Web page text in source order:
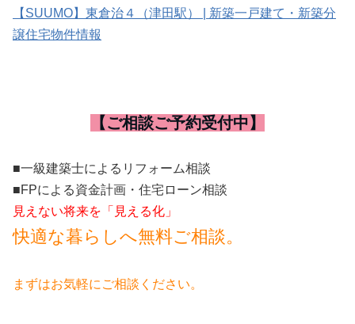
【SUUMO】東倉治４（津田駅） | 新築一戸建て・新築分
譲住宅物件情報
【ご相談ご予約受付中】
■一級建築士によるリフォーム相談
■FPによる資金計画・住宅ローン相談
見えない将来を「見える化」
快適な暮らしへ無料ご相談。
まずはお気軽にご相談ください。